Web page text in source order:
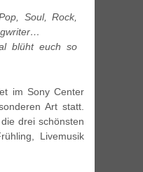
Soul, Rock,
blüht euch so
im Sony Center
Art statt.
drei schönsten
Livemusik